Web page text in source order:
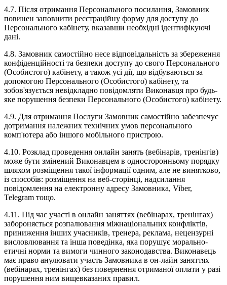
4.7. Після отримання Персонального посилання, Замовник
повинен заповнити реєстраційну форму для доступу до
Персонального кабінету, вказавши необхідні ідентифікуючі
дані.
4.8. Замовник самостійно несе відповідальність за збереження
конфіденційності та безпеки доступу до свого Персонального
(Особистого) кабінету, а також усі дії, що відбуваються за
допомогою Персонального (Особистого) кабінету, та
зобов'язується невідкладно повідомляти Виконавця про будь-
яке порушення безпеки Персонального (Особистого) кабінету.
4.9. Для отримання Послуги Замовник самостійно забезпечує
дотримання належних технічних умов персонального
комп'ютера або іншого мобільного пристрою.
4.10. Розклад проведення онлайн занять (вебінарів, тренінгів)
може бути змінений Виконавцем в односторонньому порядку
шляхом розміщення такої інформації одним, але не винятково,
із способів: розміщення на веб-сторінці, надсилання
повідомлення на електронну адресу Замовника, Viber,
Telegram тощо.
4.11. Під час участі в онлайн заняттях (вебінарах, тренінгах)
забороняється розпалювання міжнаціональних конфліктів,
приниження інших учасників, тренера, реклама, нецензурні
висловлювання та інша поведінка, яка порушує морально-
етичні норми та вимоги чинного законодавства. Виконавець
має право анулювати участь Замовника в он-лайн заняттях
(вебінарах, тренінгах) без повернення отриманої оплати у разі
порушення ним вищевказаних правил.